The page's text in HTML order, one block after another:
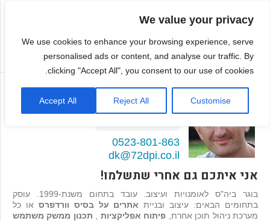
We value your privacy
We use cookies to enhance your browsing experience, serve
personalised ads or content, and analyse our traffic. By
clicking "Accept All", you consent to our use of cookies.
Customise
Reject All
Accept All דמיטרי קגן
בונה אתרים ואפליקציות
0523-801-863
dk@72dpi.co.il
אני איתכם גם אחרי שתשלמו!
בוגר ביה"ס לאומנויות ועיצוב. עובד בתחום משנת-1999. עוסק
בתחומים הבאים: עיצוב ובניית אתרים על בסיס וורדפרס או כל
מערכת ניהול תוכן אחרת, פיתוח אפליקציות
תכנון ממשק משתמש